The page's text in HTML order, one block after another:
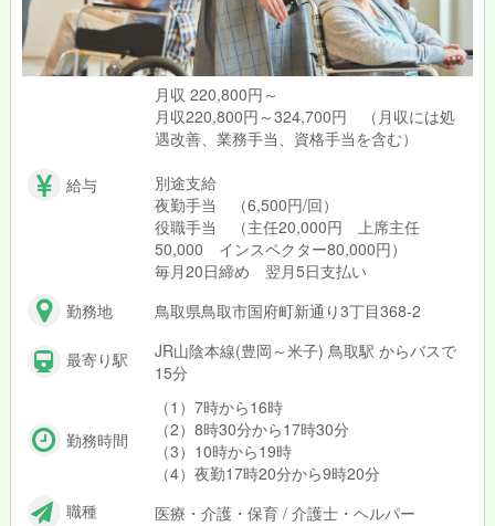
給与
月収 220,800円～
月収220,800円～324,700円 （月収には処
遇改善、業務手当、資格手当を含む）
別途支給
夜勤手当 （6,500円/回）
役職手当 （主任20,000円 上席主任
50,000 インスペクター80,000円）
毎月20日締め 翌月5日支払い
勤務地
鳥取県鳥取市国府町新通り3丁目368-2
最寄り駅
JR山陰本線(豊岡～米子) 鳥取駅 からバスで
15分
勤務時間
（1）7時から16時
（2）8時30分から17時30分
（3）10時から19時
（4）夜勤17時20分から9時20分
職種
医療・介護・保育 / 介護士・ヘルパー